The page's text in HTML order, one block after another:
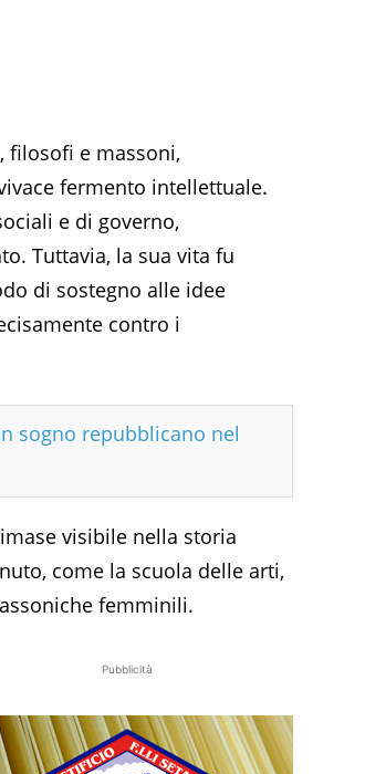
filosofi e massoni,
fermento intellettuale.
e di governo,
Tuttavia, la sua vita fu
di sostegno alle idee
contro i
sogno repubblicano nel
visibile nella storia
come la scuola delle arti,
femminili.
Pubblicità